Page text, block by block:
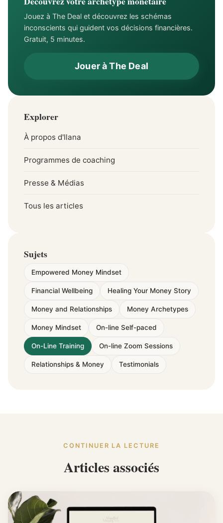
Jouez à The Deal et découvrez les schémas
inconscients qui guident vos décisions financières.
Gratuit, 5 minutes.
Jouer à The Deal
Explorer
À propos d'Ilana
Programmes de coaching
Presse & Médias
Tous les articles
Sujets
Empowered Money Mindset
Financial Wellbeing Healing Your Money Story
Money and Relationships Money Archetypes
Money Mindset On-line Self-paced
On-Line Training On-line Zoom Sessions
Relationships & Money Testimonials
CONTINUER LA LECTURE
Articles associés